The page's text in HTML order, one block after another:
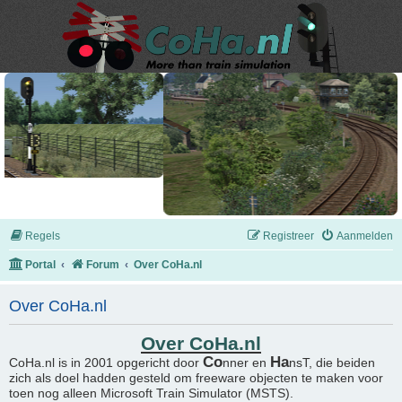
Regels Aanmelden
Registreer
Portal Forum Over CoHa.nl
Over CoHa.nl
Over CoHa.nl
CoHa.nl is in 2001 opgericht door Conner en HansT, die beiden
zich als doel hadden gesteld om freeware objecten te maken voor
toen nog alleen Microsoft Train Simulator (MSTS).